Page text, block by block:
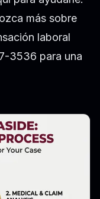
más sobre
laboral
3536 para una